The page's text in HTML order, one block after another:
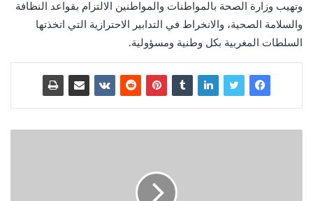
وتهيب وزارة الصحة بالمواطنات والمواطنين الالتزام بقواعد النظافة
والسلامة الصحية، والانخراط في التدابير الاحترازية التي اتخذتها
السلطات المغربية بكل وطنية ومسؤولية.